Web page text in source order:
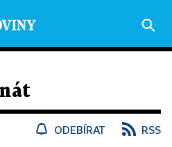
ODEBÍRAT RSS